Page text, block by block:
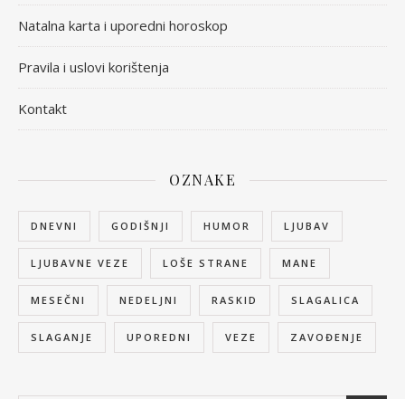
Natalna karta i uporedni horoskop
Pravila i uslovi korištenja
Kontakt
OZNAKE
DNEVNI GODIŠNJI HUMOR LJUBAV
LJUBAVNE VEZE LOŠE STRANE MANE
MESEČNI NEDELJNI RASKID SLAGALICA
SLAGANJE UPOREDNI VEZE ZAVOĐENJE